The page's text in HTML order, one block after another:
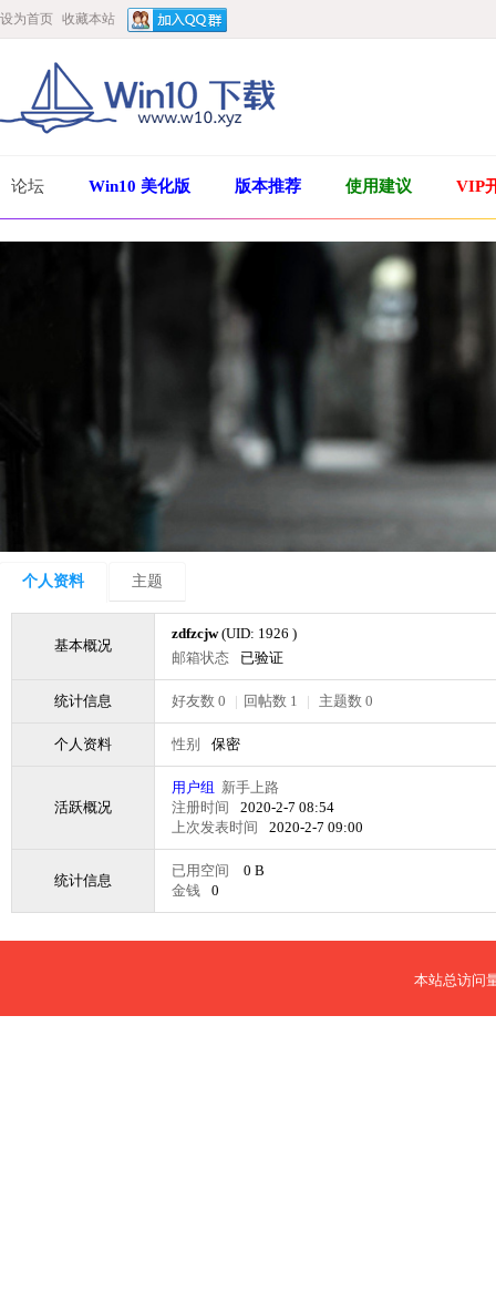
设为首页 收藏本站
论坛 Win10 美化版 版本推荐 使用建议 VIP
个人资料 主题
基本概况
zdfzcjw(UID: 1926 )
邮箱状态
已验证
统计信息 好友数 0 | 回帖数 1 | 主题数 0
个人资料 性别 保密
活跃概况
用户组 新手上路
注册时间
2020-2-7 08:54
上次发表时间
2020-2-7 09:00
统计信息
已用空间
0 B
金钱
0
本站总访问